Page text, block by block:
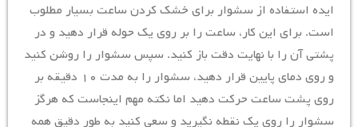
ایده استفاده از سشوار برای خشک کردن ساعت بسیار مطلوب
است. برای این کار، ساعت را بر روی یک حوله قرار دهید و در
پشتی آن را با نهایت دقت باز کنید. سپس سشوار را روشن کنید
و روی دمای پایین قرار دهید، سشوار را به مدت ۱۰ دقیقه بر
روی پشت ساعت حرکت دهید اما نکته مهم اینجاست که هرگز
سشوار را روی یک نقطه نگیرید و سعی کنید به طور دقیق همه